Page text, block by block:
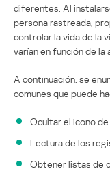
diferentes. Al
persona rastreada,
controlar la vida de la
varían en función de la
A continuación, se
comunes que puede
Ocultar el icono de
Lectura de los
Obtener listas de